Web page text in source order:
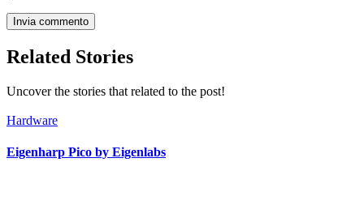
Related Stories
Uncover the stories that related to the post!
Hardware
Eigenharp Pico by Eigenlabs